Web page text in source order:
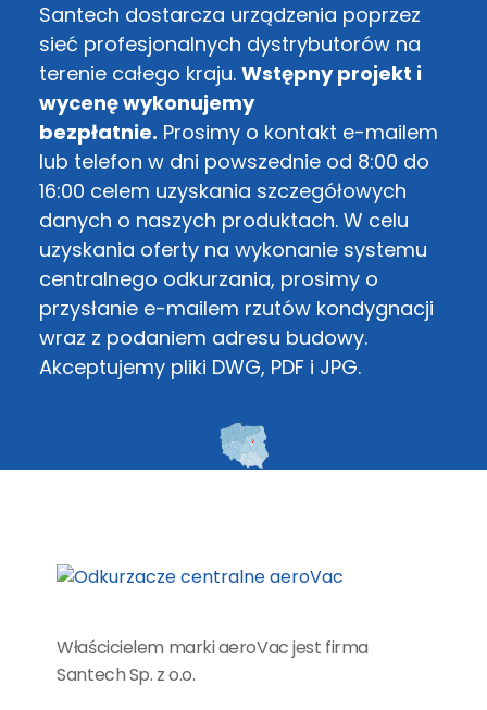
Santech dostarcza urządzenia poprzez
sieć profesjonalnych dystrybutorów na
terenie całego kraju. Wstępny projekt i
wycenę wykonujemy
bezpłatnie. Prosimy o kontakt e-mailem
lub telefon w dni powszednie od 8:00 do
16:00 celem uzyskania szczegółowych
danych o naszych produktach. W celu
uzyskania oferty na wykonanie systemu
centralnego odkurzania, prosimy o
przysłanie e-mailem rzutów kondygnacji
wraz z podaniem adresu budowy.
Akceptujemy pliki DWG, PDF i JPG.
Właścicielem marki aeroVac jest firma
Santech Sp. z o.o.